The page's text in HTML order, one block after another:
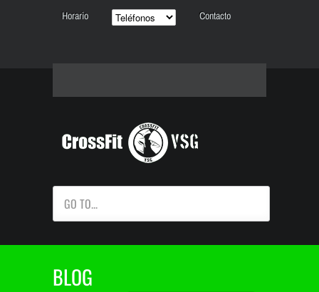
Horario Contacto
GO TO...
BLOG